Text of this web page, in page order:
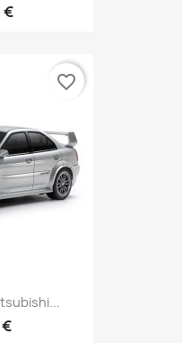
€
favorite_border